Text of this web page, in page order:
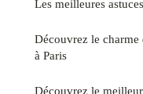
Les meilleures
Découvrez le charme
à Paris
Découvrez le